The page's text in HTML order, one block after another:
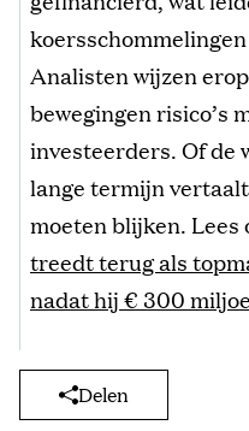
Analisten wijzen
bewegingen risico’s
investeerders. Of de
lange termijn
moeten blijken. Lees
treedt terug als
nadat hij € 300
Delen